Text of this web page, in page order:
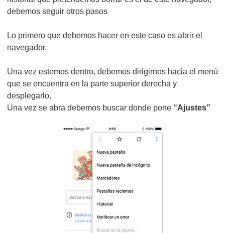
debemos seguir otros pasos
Lo primero que debemos hacer en este caso es abrir el
navegador.
Una vez estemos dentro, debemos dirigirnos hacia el menú
que se encuentra en la parte superior derecha y
desplegarlo.
Una vez se abra debemos buscar donde pone “Ajustes”